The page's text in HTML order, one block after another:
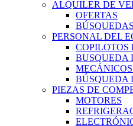
ALQUILER DE
OFERTAS
BÚSQUEDAS
PERSONAL DEL
COPILOTOS
BUSQUEDA
BÚSQUEDA
PIEZAS DE
MOTORES